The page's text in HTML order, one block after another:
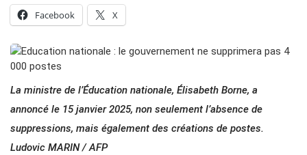
Facebook X
La ministre de l’Éducation nationale, Élisabeth Borne, a
annoncé le 15 janvier 2025, non seulement l’absence de
suppressions, mais également des créations de postes.
Ludovic MARIN / AFP